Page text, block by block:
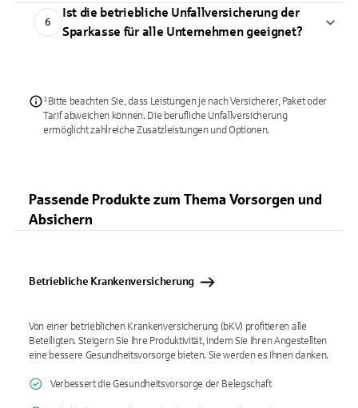
6
Ist die betriebliche Unfallversicherung der
Sparkasse für alle Unternehmen geeignet?
¹Bitte beachten Sie, dass Leistungen je nach Versicherer, Paket oder
Tarif abweichen können. Die berufliche Unfallversicherung
ermöglicht zahlreiche Zusatzleistungen und Optionen.
Passende Produkte zum Thema Vorsorgen und
Absichern
Betriebliche Krankenversicherung
Von einer betrieblichen Krankenversicherung (bKV) profitieren alle
Beteiligten. Steigern Sie Ihre Produktivität, indem Sie Ihren Angestellten
eine bessere Gesundheitsvorsorge bieten. Sie werden es Ihnen danken.
Verbessert die Gesundheitsvorsorge der Belegschaft